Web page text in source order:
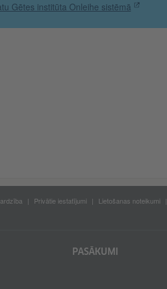
Gētes institūta Onleihe sistēmā
Privātie iestatījumi Lietošanas noteikumi
PASĀKUMI